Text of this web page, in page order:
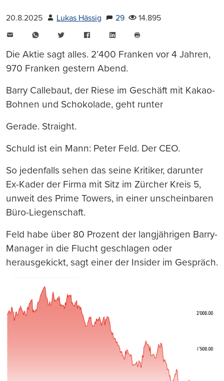
20.8.2025 Lukas Hässig 29
14.895
WhatsAppTwitter FacebookLinkedIn
drucken
Die Aktie sagt alles. 2’400 Franken vor 4 Jahren,
970 Franken gestern Abend.
Barry Callebaut, der Riese im Geschäft mit Kakao-
Bohnen und Schokolade, geht runter
Gerade. Straight.
Schuld ist ein Mann: Peter Feld. Der CEO.
So jedenfalls sehen das seine Kritiker, darunter
Ex-Kader der Firma mit Sitz im Zürcher Kreis 5,
unweit des Prime Towers, in einer unscheinbaren
Büro-Liegenschaft.
Feld habe über 80 Prozent der langjährigen Barry-
Manager in die Flucht geschlagen oder
herausgekickt, sagt einer der Insider im Gespräch.